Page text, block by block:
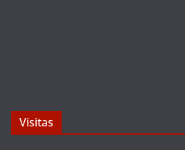
Visitas